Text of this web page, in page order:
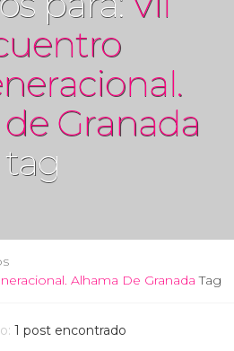
Granada
tag
Alhama De Granada Tag
1 post encontrado